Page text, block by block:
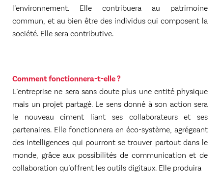
l’environnement. Elle contribuera au patrimoine
commun, et au bien être des individus qui composent la
société. Elle sera contributive.
Comment fonctionnera-t-elle ?
L’entreprise ne sera sans doute plus une entité physique
mais un projet partagé. Le sens donné à son action sera
le nouveau ciment liant ses collaborateurs et ses
partenaires. Elle fonctionnera en éco-système, agrégeant
des intelligences qui pourront se trouver partout dans le
monde, grâce aux possibilités de communication et de
collaboration qu’offrent les outils digitaux. Elle produira